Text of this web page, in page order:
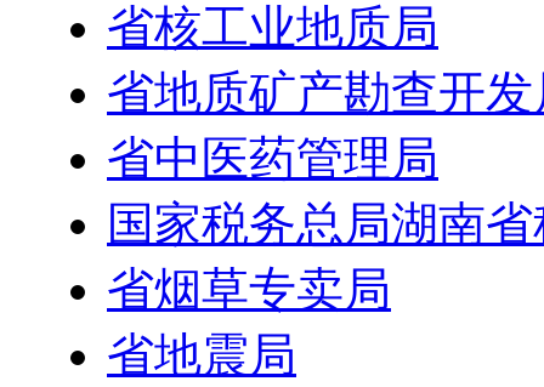
省核工业地质局
省地质矿产勘查开发
省中医药管理局
国家税务总局湖南
省烟草专卖局
省地震局